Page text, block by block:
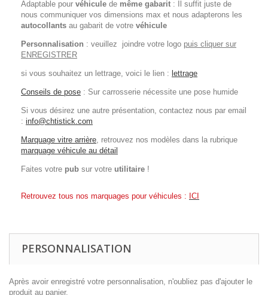
Adaptable pour véhicule de même gabarit : Il suffit juste de
nous communiquer vos dimensions max et nous adapterons les
autocollants au gabarit de votre véhicule
Personnalisation : veuillez joindre votre logo puis cliquer sur
ENREGISTRER
si vous souhaitez un lettrage, voici le lien : lettrage
Conseils de pose : Sur carrosserie nécessite une pose humide
Si vous désirez une autre présentation, contactez nous par email
: info@chtistick.com
Marquage vitre arrière, retrouvez nos modèles dans la rubrique
marquage véhicule au détail
Faites votre pub sur votre utilitaire !
Retrouvez tous nos marquages pour véhicules : ICI
PERSONNALISATION
Après avoir enregistré votre personnalisation, n'oubliez pas d'ajouter le
produit au panier.